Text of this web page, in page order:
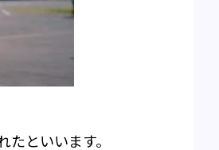
といいます。